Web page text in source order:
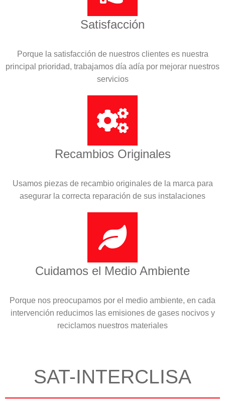
Satisfacción
Porque la satisfacción de nuestros clientes es nuestra
principal prioridad, trabajamos día adía por mejorar nuestros
servicios
Recambios Originales
Usamos piezas de recambio originales de la marca para
asegurar la correcta reparación de sus instalaciones
Cuidamos el Medio Ambiente
Porque nos preocupamos por el medio ambiente, en cada
intervención reducimos las emisiones de gases nocivos y
reciclamos nuestros materiales
SAT-INTERCLISA